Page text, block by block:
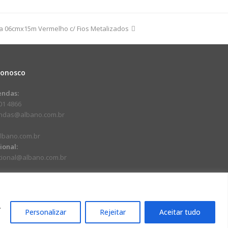
Personalizar Rejeitar Aceitar tudo
06cmx15m Vermelho c/ Fios Metalizados
4866
92